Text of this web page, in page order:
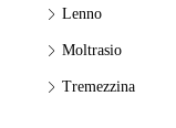
Lenno
Moltrasio
Tremezzina